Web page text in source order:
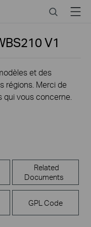
SearchMenu
V1
et des
régions. Merci de
qui vous concerne.
Related
Documents
GPL Code